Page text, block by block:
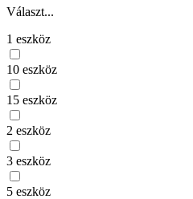
Választ...
1 eszköz
10 eszköz
15 eszköz
2 eszköz
3 eszköz
5 eszköz